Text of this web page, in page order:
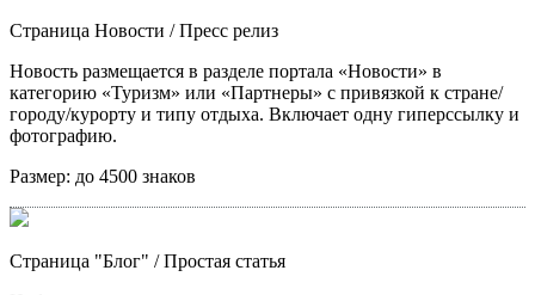
Страница Новости / Пресс релиз
Новость размещается в разделе портала «Новости» в
категорию «Туризм» или «Партнеры» с привязкой к стране/
городу/курорту и типу отдыха. Включает одну гиперссылку и
фотографию.
Размер: до 4500 знаков
Страница "Блог" / Простая статья